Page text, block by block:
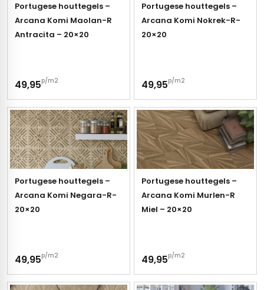
Portugese houttegels –
Arcana Komi Maolan-R
Antracita – 20×20
49,95p/m2
Portugese houttegels –
Arcana Komi Nokrek-R-
20×20
49,95p/m2
Portugese houttegels –
Arcana Komi Negara-R-
20×20
49,95p/m2
Portugese houttegels –
Arcana Komi Murlen-R
Miel – 20×20
49,95p/m2